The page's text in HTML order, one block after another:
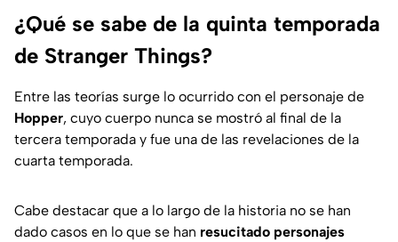
¿Qué se sabe de la quinta temporada
de Stranger Things?
Entre las teorías surge lo ocurrido con el personaje de
Hopper, cuyo cuerpo nunca se mostró al final de la
tercera temporada y fue una de las revelaciones de la
cuarta temporada.
Cabe destacar que a lo largo de la historia no se han
dado casos en lo que se han resucitado personajes